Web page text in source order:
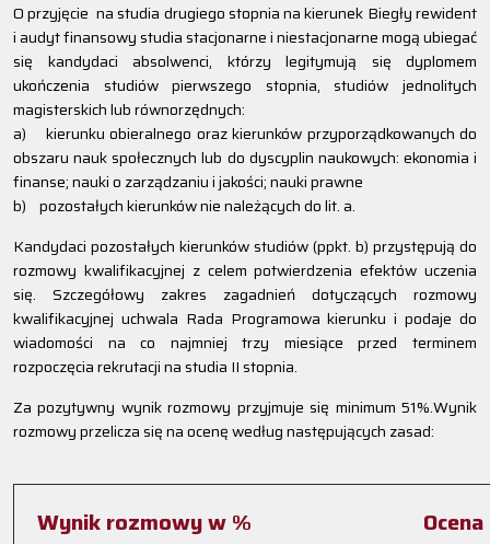
O przyjęcie na studia drugiego stopnia na kierunek Biegły rewident
i audyt finansowy studia stacjonarne i niestacjonarne mogą ubiegać
się kandydaci absolwenci, którzy legitymują się dyplomem
ukończenia studiów pierwszego stopnia, studiów jednolitych
magisterskich lub równorzędnych:
a) kierunku obieralnego oraz kierunków przyporządkowanych do
obszaru nauk społecznych lub do dyscyplin naukowych: ekonomia i
finanse; nauki o zarządzaniu i jakości; nauki prawne
b) pozostałych kierunków nie należących do lit. a.
Kandydaci pozostałych kierunków studiów (ppkt. b) przystępują do
rozmowy kwalifikacyjnej z celem potwierdzenia efektów uczenia
się. Szczegółowy zakres zagadnień dotyczących rozmowy
kwalifikacyjnej uchwala Rada Programowa kierunku i podaje do
wiadomości na co najmniej trzy miesiące przed terminem
rozpoczęcia rekrutacji na studia II stopnia.
Za pozytywny wynik rozmowy przyjmuje się minimum 51%.Wynik
rozmowy przelicza się na ocenę według następujących zasad:
Wynik rozmowy w % Ocena